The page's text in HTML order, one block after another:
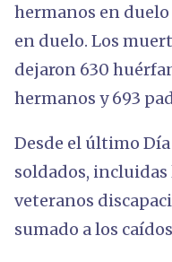
hermanos en
en duelo. Los
dejaron 630
hermanos y 693
Desde el último Día
soldados, incluidas
veteranos
sumado a los